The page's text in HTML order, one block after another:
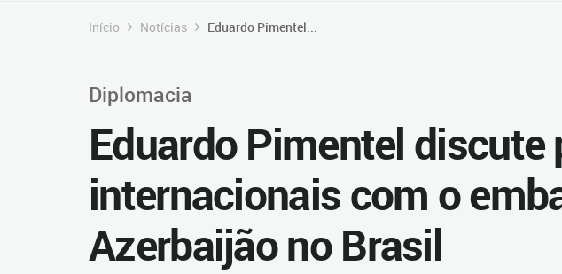
Início Notícias Eduardo Pimentel...
Diplomacia
Eduardo Pimentel discute
internacionais com o
Azerbaijão no Brasil